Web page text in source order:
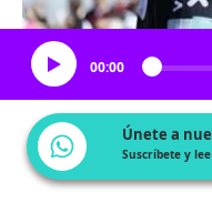
00:00
Únete a
Suscríbete y